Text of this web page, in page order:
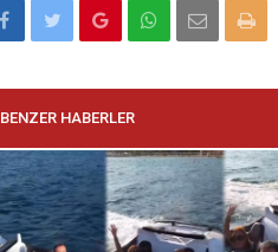
BENZER HABERLER